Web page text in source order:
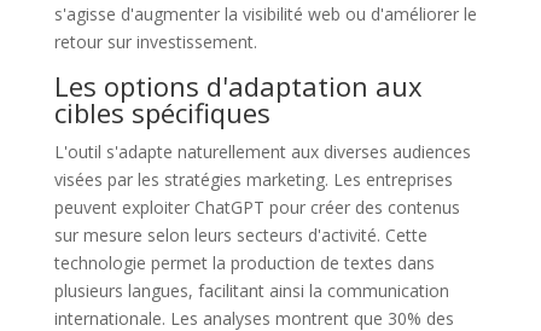
s'agisse d'augmenter la visibilité web ou d'améliorer le
retour sur investissement.
Les options d'adaptation aux
cibles spécifiques
L'outil s'adapte naturellement aux diverses audiences
visées par les stratégies marketing. Les entreprises
peuvent exploiter ChatGPT pour créer des contenus
sur mesure selon leurs secteurs d'activité. Cette
technologie permet la production de textes dans
plusieurs langues, facilitant ainsi la communication
internationale. Les analyses montrent que 30% des